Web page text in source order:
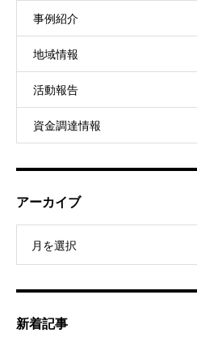
事例紹介
地域情報
活動報告
資金調達情報
アーカイブ
月を選択
新着記事